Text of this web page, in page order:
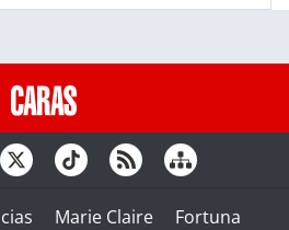
Marie Claire
Fortuna